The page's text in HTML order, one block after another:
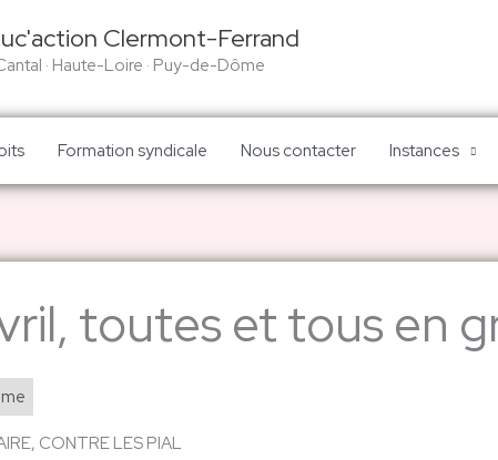
Clermont-Ferrand
· Haute-Loire · Puy-de-Dôme
Formation syndicale Nous contacter Instances
toutes et tous en
CONTRE LES PIAL